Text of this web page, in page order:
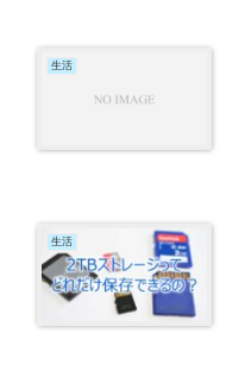
生活
生活